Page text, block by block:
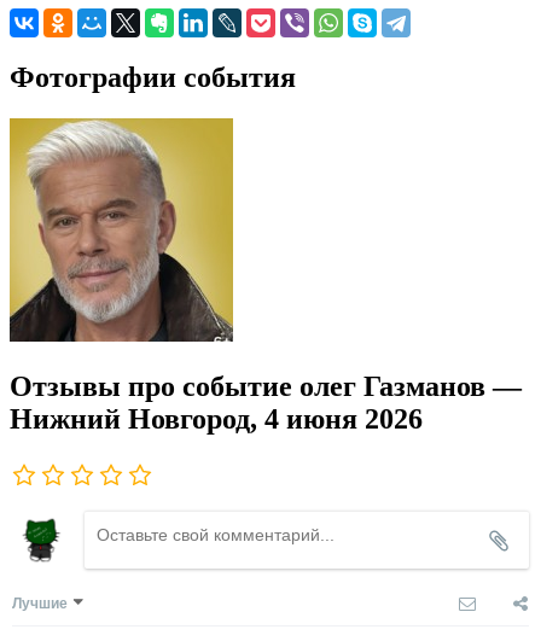
Фотографии события
Отзывы про событие олег Газманов —
Нижний Новгород, 4 июня 2026
Лучшие